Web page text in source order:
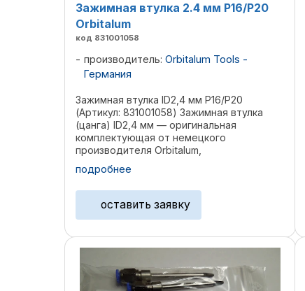
Зажимная втулка 2.4 мм P16/P20
Orbitalum
код 831001058
производитель: Orbitalum Tools -
Германия
Зажимная втулка ID2,4 мм P16/P20
(Артикул: 831001058) Зажимная втулка
(цанга) ID2,4 мм — оригинальная
комплектующая от немецкого
производителя Orbitalum,
предназначенная для точного
позиционирования и надежной фиксации
вольфрамового электрода ...
подробнее
оставить заявку